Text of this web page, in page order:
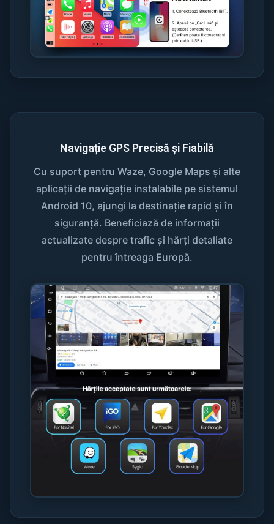
Navigație GPS Precisă și Fiabilă
Cu suport pentru Waze, Google Maps și alte
aplicații de navigație instalabile pe sistemul
Android 10, ajungi la destinație rapid și în
siguranță. Beneficiază de informații
actualizate despre trafic și hărți detaliate
pentru întreaga Europă.